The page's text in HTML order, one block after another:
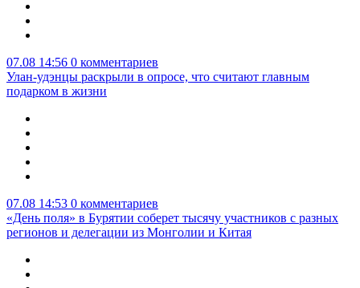
07.08 14:56 0 комментариев
Улан-удэнцы раскрыли в опросе, что считают главным
подарком в жизни
07.08 14:53 0 комментариев
«День поля» в Бурятии соберет тысячу участников с разных
регионов и делегации из Монголии и Китая